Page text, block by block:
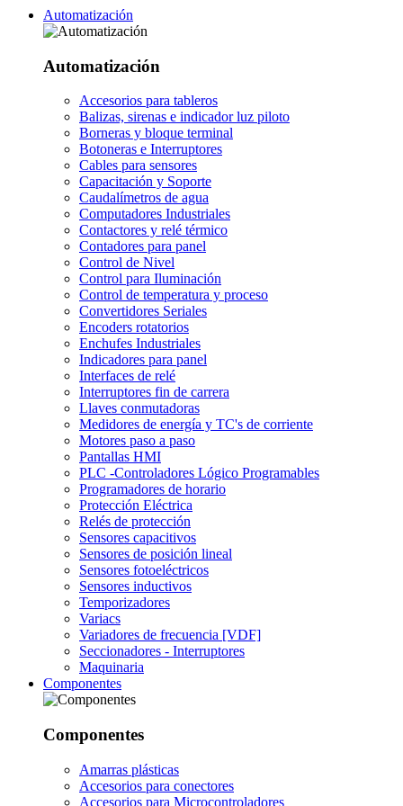
Automatización
Automatización
Accesorios para tableros
Balizas, sirenas e indicador luz piloto
Borneras y bloque terminal
Botoneras e Interruptores
Cables para sensores
Capacitación y Soporte
Caudalímetros de agua
Computadores Industriales
Contactores y relé térmico
Contadores para panel
Control de Nivel
Control para Iluminación
Control de temperatura y proceso
Convertidores Seriales
Encoders rotatorios
Enchufes Industriales
Indicadores para panel
Interfaces de relé
Interruptores fin de carrera
Llaves conmutadoras
Medidores de energía y TC's de corriente
Motores paso a paso
Pantallas HMI
PLC -Controladores Lógico Programables
Programadores de horario
Protección Eléctrica
Relés de protección
Sensores capacitivos
Sensores de posición lineal
Sensores fotoeléctricos
Sensores inductivos
Temporizadores
Variacs
Variadores de frecuencia [VDF]
Seccionadores - Interruptores
Maquinaria
Componentes
Componentes
Amarras plásticas
Accesorios para conectores
Accesorios para Microcontroladores